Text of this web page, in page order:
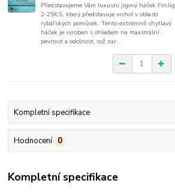
Představujeme Vám luxusní jigový háček FinJig
2-25KS, který představuje vrchol v oblasti
rybářských pomůcek. Tento extrémně chytlavý
háček je vyroben s ohledem na maximální
pevnost a odolnost, což zar...
Kompletní specifikace
Hodnocení 0
Kompletní specifikace